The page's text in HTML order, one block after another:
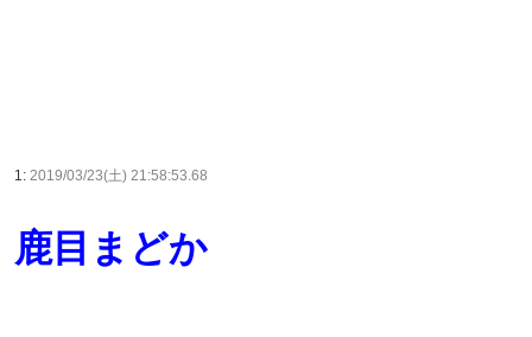
1: 2019/03/23(土) 21:58:53.68
鹿目まどか